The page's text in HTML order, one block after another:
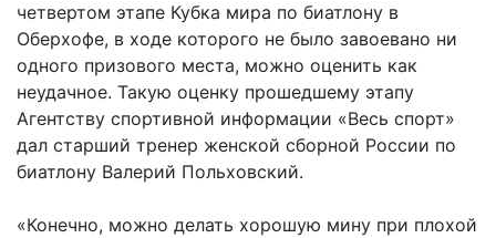
четвертом этапе Кубка мира по биатлону в
Оберхофе, в ходе которого не было завоевано ни
одного призового места, можно оценить как
неудачное. Такую оценку прошедшему этапу
Агентству спортивной информации «Весь спорт»
дал старший тренер женской сборной России по
биатлону Валерий Польховский.
«Конечно, можно делать хорошую мину при плохой